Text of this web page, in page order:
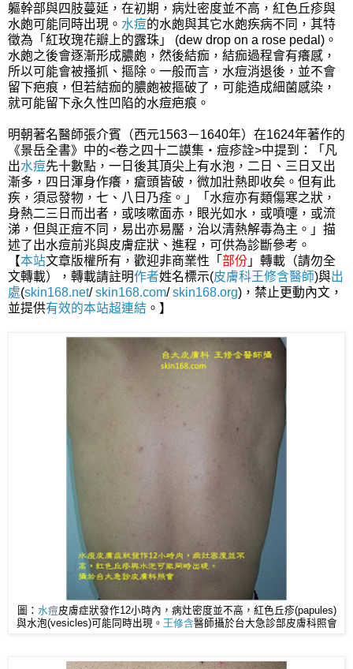
軀幹部與四肢蔓延，在初期，病灶密度並不高，紅色丘疹與
水皰可能同時出現。 水痘的水皰與其它水皰疾病不同，其特
徵為「紅玫瑰花瓣上的露珠」 (dew drop on a rose pedal)。
水皰之後會逐漸形成膿皰，然後結痂，結痂過程會有癢感，
所以可能會被搔抓、摳除。一般而言，水痘消退後，並不會
留下疤痕，但若結痂的膿皰被摳破了，可能造成細菌感染，
就可能留下永久性凹陷的水痘疤痕。
明朝著名醫師張介賓 （西元1563－1640年）在1624年著作的
《景岳全書》中的<卷之四十二謨集‧痘疹詮>中提到：「凡
出水痘先十數點，一日後其頂尖上有水泡，二日、三日又出
漸多，四日渾身作癢，瘡頭皆破，微加壯熱即收矣。但有此
疾，須忌發物，七、八日乃痊。」「水痘亦有類傷寒之狀，
身熱二三日而出者，或咳嗽面赤，眼光如水，或噴嚏，或流
涕，但與正痘不同，易出亦易靨，治以清熱解毒為主。」描
述了出水痘前兆與皮膚症狀、進程，可供為診斷參考。
【本站文章版權所有，歡迎非商業性「 部份 」轉載（請勿全
文轉載），轉載請註明作者姓名標示(皮膚科王修含醫師)與出
處(skin168.net/skin168.com/skin168.org)，禁止更動內文，
並提供有效的本站超連結 。】
圖： 水痘皮膚症狀發作12小時內，病灶密度並不高，紅色丘疹(papules)
與水泡(vesicles)可能同時出現。 王修含醫師攝於台大急診部皮膚科照會